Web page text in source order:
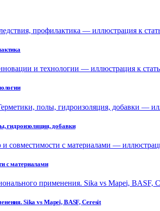
гидроизоляция, добавки
с материалами
Sika vs Mapei, BASF, Ceresit